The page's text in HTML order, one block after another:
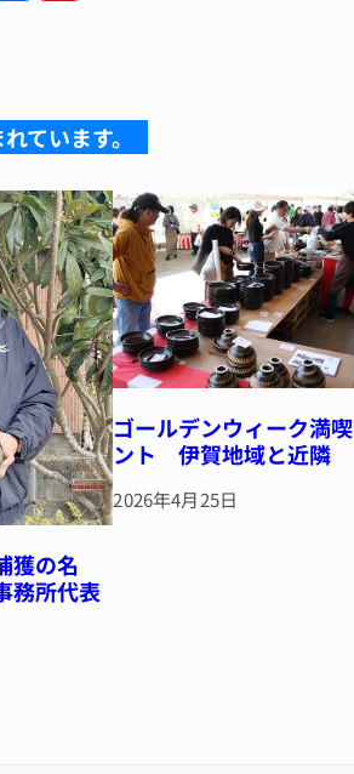
b
o
o
k
st
ています。
獲の名
務所代表
ゴールデンウィーク満
ント 伊賀地域と近隣
2026年4月25日